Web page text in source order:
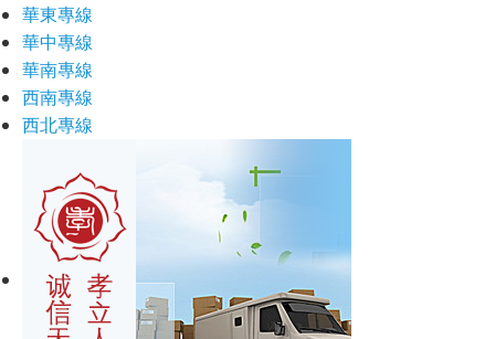
華東專線
華中專線
華南專線
西南專線
西北專線